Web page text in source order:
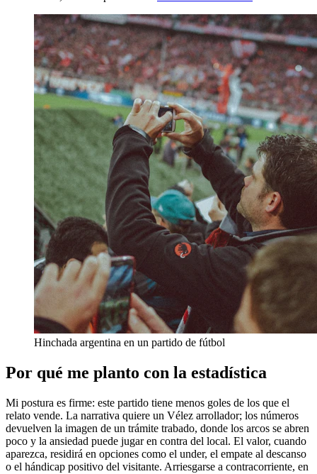
Hinchada argentina en un partido de fútbol
Por qué me planto con la estadística
Mi postura es firme: este partido tiene menos goles de los que el
relato vende. La narrativa quiere un Vélez arrollador; los números
devuelven la imagen de un trámite trabado, donde los arcos se abren
poco y la ansiedad puede jugar en contra del local. El valor, cuando
aparezca, residirá en opciones como el under, el empate al descanso
o el hándicap positivo del visitante. Arriesgarse a contracorriente, en